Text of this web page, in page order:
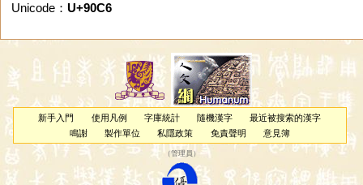
Unicode： U+90C6
新手入門 使用凡例 字庫統計 隨機漢字
最近被搜索的漢字
鳴謝
製作單位 私隱政策 免責聲明 意見簿
（管理員 ）